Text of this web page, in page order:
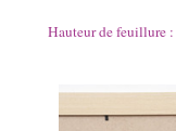
Hauteur de feuillure :